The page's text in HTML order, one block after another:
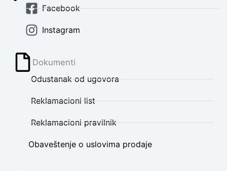
Facebook
Instagram
Dokumenti
Odustanak od ugovora
Reklamacioni list
Reklamacioni pravilnik
Obaveštenje o uslovima prodaje